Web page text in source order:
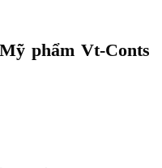
phẩm Vt-Conts